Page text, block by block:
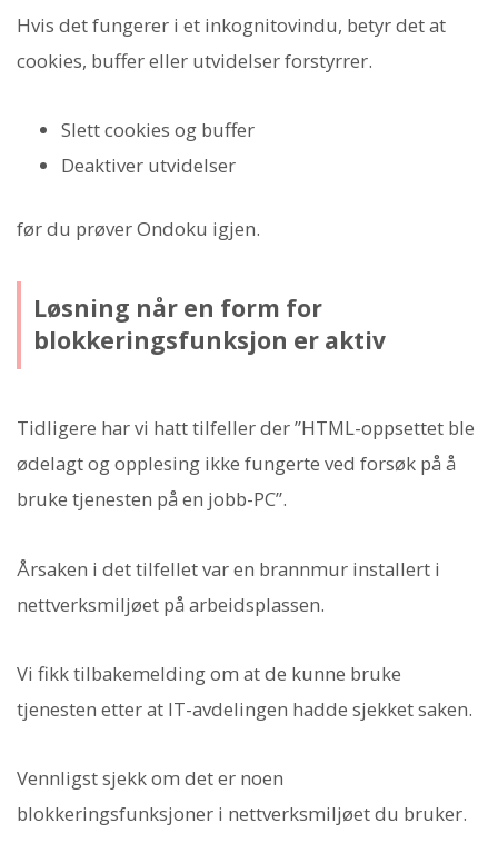
Hvis det fungerer i et inkognitovindu, betyr det at
cookies, buffer eller utvidelser forstyrrer.
Slett cookies og buffer
Deaktiver utvidelser
før du prøver Ondoku igjen.
Løsning når en form for
blokkeringsfunksjon er aktiv
Tidligere har vi hatt tilfeller der ”HTML-oppsettet ble
ødelagt og opplesing ikke fungerte ved forsøk på å
bruke tjenesten på en jobb-PC”.
Årsaken i det tilfellet var en brannmur installert i
nettverksmiljøet på arbeidsplassen.
Vi fikk tilbakemelding om at de kunne bruke
tjenesten etter at IT-avdelingen hadde sjekket saken.
Vennligst sjekk om det er noen
blokkeringsfunksjoner i nettverksmiljøet du bruker.